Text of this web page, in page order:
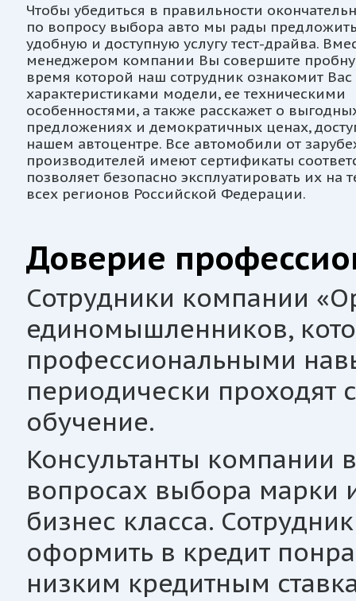
Чтобы убедиться в правильности
по вопросу выбора авто мы рады
удобную и доступную услугу тест-драйва.
менеджером компании Вы совершите
время которой наш сотрудник ознакомит
характеристиками модели, ее техническими
особенностями, а также расскажет о
предложениях и демократичных ценах,
нашем автоцентре. Все автомобили от
производителей имеют сертификаты
позволяет безопасно эксплуатировать их на
всех регионов Российской Федерации.
Доверие
Сотрудники компании
единомышленников,
профессиональными
периодически проходят
обучение.
Консультанты компании
вопросах выбора марки
бизнес класса.
оформить в кредит
низким кредитным